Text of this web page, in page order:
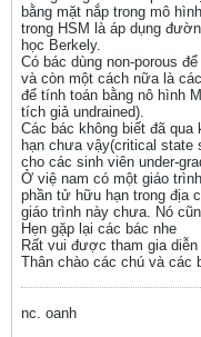
bằng mặt nắp trong mô
trong HSM là áp dụng
học Berkely.
Có bác dùng non-porous
và còn một cách nữa là
để tính toán bằng nô hình
tích giả undrained).
Các bác không biết đã
hạn chưa vậy(critical
cho các sinh viên under-
Ở việ nam có một giáo
phần tử hữu hạn trong địa
giáo trình này chưa. Nó
Hẹn gặp lại các bác nhe
Rất vui được tham gia diễn
Thân chào các chú và các
nc. oanh